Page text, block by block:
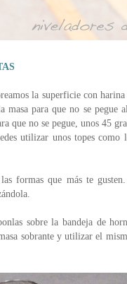
la superficie con
masa para que no se pegue
que no se pegue, unos 45
utilizar unos topes
formas que más te
sobre la bandeja de
sobrante y utilizar el